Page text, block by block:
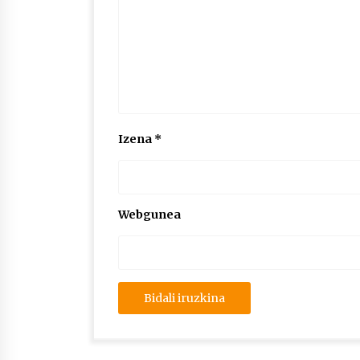
Izena *
Webgunea